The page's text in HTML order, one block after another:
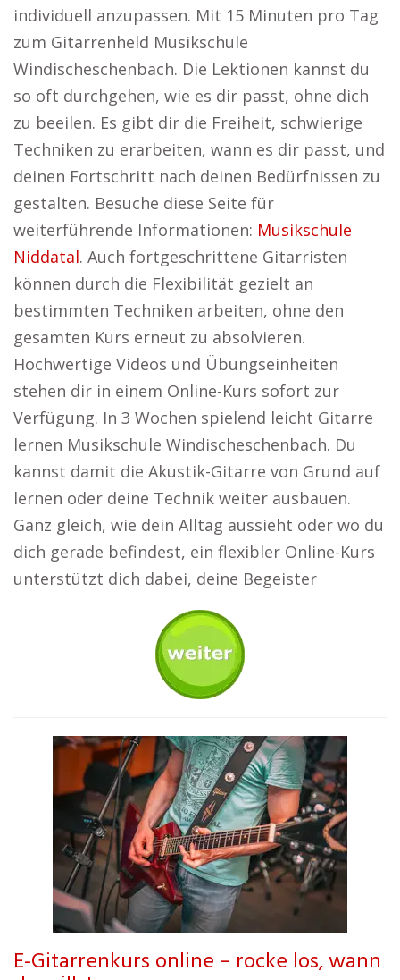
individuell anzupassen. Mit 15 Minuten pro Tag
zum Gitarrenheld Musikschule
Windischeschenbach. Die Lektionen kannst du
so oft durchgehen, wie es dir passt, ohne dich
zu beeilen. Es gibt dir die Freiheit, schwierige
Techniken zu erarbeiten, wann es dir passt, und
deinen Fortschritt nach deinen Bedürfnissen zu
gestalten. Besuche diese Seite für
weiterführende Informationen: Musikschule
Niddatal. Auch fortgeschrittene Gitarristen
können durch die Flexibilität gezielt an
bestimmten Techniken arbeiten, ohne den
gesamten Kurs erneut zu absolvieren.
Hochwertige Videos und Übungseinheiten
stehen dir in einem Online-Kurs sofort zur
Verfügung. In 3 Wochen spielend leicht Gitarre
lernen Musikschule Windischeschenbach. Du
kannst damit die Akustik-Gitarre von Grund auf
lernen oder deine Technik weiter ausbauen.
Ganz gleich, wie dein Alltag aussieht oder wo du
dich gerade befindest, ein flexibler Online-Kurs
unterstützt dich dabei, deine Begeister
E-Gitarrenkurs online – rocke los, wann